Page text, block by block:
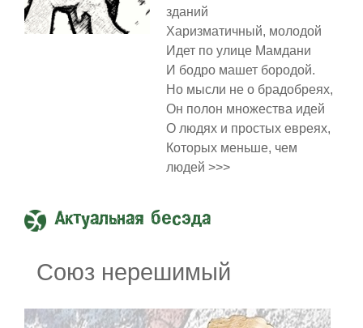
зданий
Харизматичный, молодой
Идет по улице Мамдани
И бодро машет бородой.
Но мысли не о брадобреях,
Он полон множества идей
О людях и простых евреях,
Которых меньше, чем
людей >>>
Актуальная бесэда
Союз нерешимый